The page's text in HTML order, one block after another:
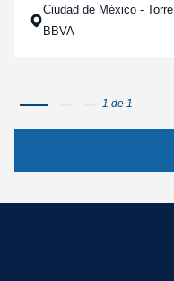
Ciudad de México - Torre
BBVA
1 de 1